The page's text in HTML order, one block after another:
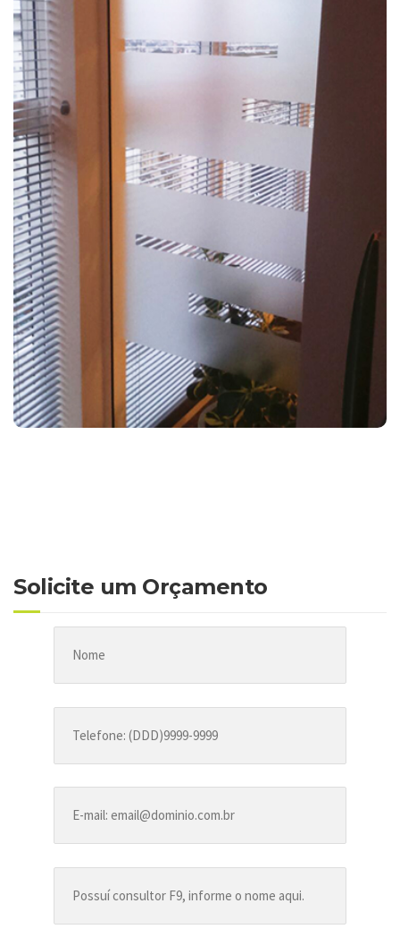
Solicite um Orçamento